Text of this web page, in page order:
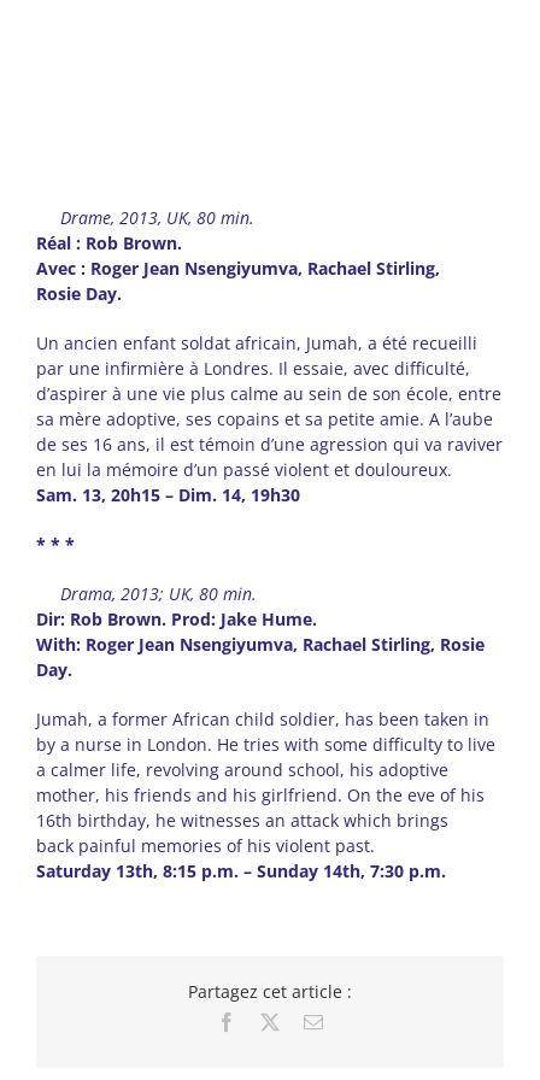
Drame, 2013, UK, 80 min.
Réal : Rob Brown.
Avec : Roger Jean Nsengiyumva, Rachael Stirling,
Rosie Day.
Un ancien enfant soldat africain, Jumah, a été recueilli
par une infirmière à Londres. Il essaie, avec difficulté,
d’aspirer à une vie plus calme au sein de son école, entre
sa mère adoptive, ses copains et sa petite amie. A l’aube
de ses 16 ans, il est témoin d’une agression qui va raviver
en lui la mémoire d’un passé violent et douloureux.
Sam. 13, 20h15 – Dim. 14, 19h30
* * *
Drama, 2013; UK, 80 min.
Dir: Rob Brown. Prod: Jake Hume.
With: Roger Jean Nsengiyumva, Rachael Stirling, Rosie
Day.
Jumah, a former African child soldier, has been taken in
by a nurse in London. He tries with some difficulty to live
a calmer life, revolving around school, his adoptive
mother, his friends and his girlfriend. On the eve of his
16th birthday, he witnesses an attack which brings
back painful memories of his violent past.
Saturday 13th, 8:15 p.m. – Sunday 14th, 7:30 p.m.
Partagez cet article :
Facebook Email